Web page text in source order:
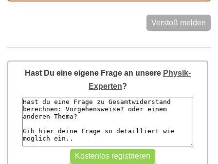
Verstoß melden
Hast Du eine eigene Frage an unsere Physik-
Experten?